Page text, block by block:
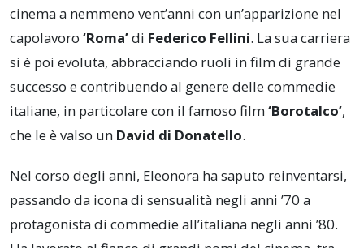
cinema a nemmeno vent’anni con un’apparizione nel
capolavoro ‘Roma’di Federico Fellini. La sua carriera
si è poi evoluta, abbracciando ruoli in film di grande
successo e contribuendo al genere delle commedie
italiane, in particolare con il famoso film‘Borotalco’,
che le è valso un David di Donatello.
Nel corso degli anni, Eleonora ha saputo reinventarsi,
passando da icona di sensualità negli anni ’70 a
protagonista di commedie all’italiana negli anni ’80.